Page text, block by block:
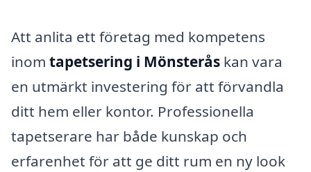
Att anlita ett företag med kompetens
inom tapetsering i Mönsterås kan vara
en utmärkt investering för att förvandla
ditt hem eller kontor. Professionella
tapetserare har både kunskap och
erfarenhet för att ge ditt rum en ny look